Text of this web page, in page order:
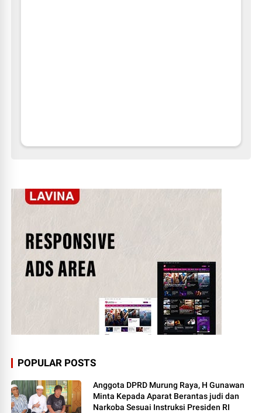
POPULAR POSTS
Anggota DPRD Murung Raya, H Gunawan
Minta Kepada Aparat Berantas judi dan
Narkoba Sesuai Instruksi Presiden RI